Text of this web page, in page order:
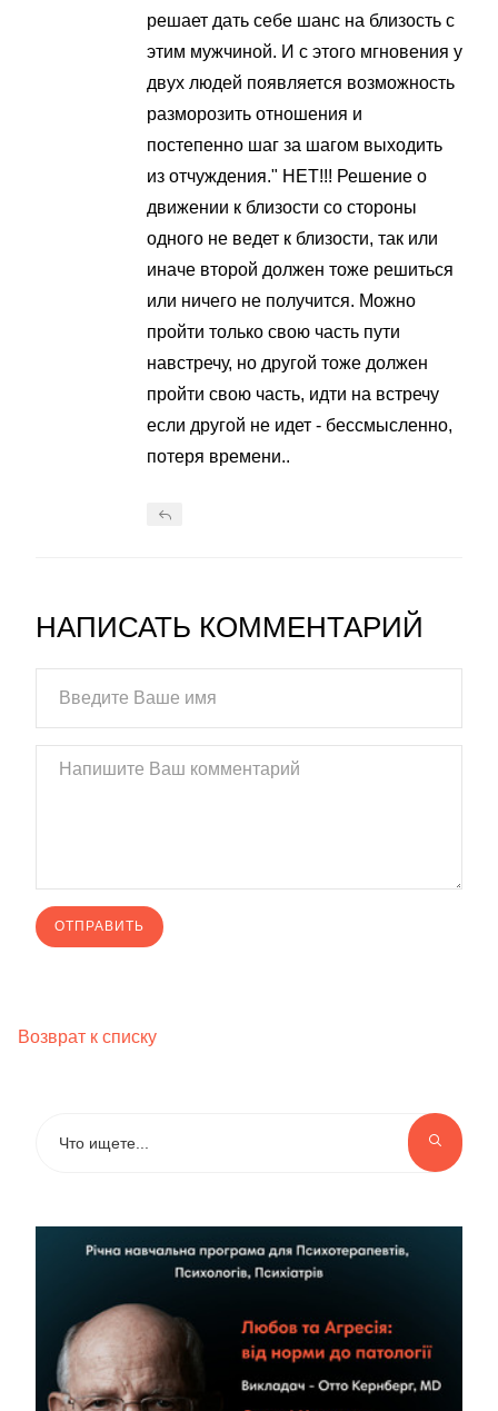
решает дать себе шанс на близость с
этим мужчиной. И с этого мгновения у
двух людей появляется возможность
разморозить отношения и
постепенно шаг за шагом выходить
из отчуждения." НЕТ!!! Решение о
движении к близости со стороны
одного не ведет к близости, так или
иначе второй должен тоже решиться
или ничего не получится. Можно
пройти только свою часть пути
навстречу, но другой тоже должен
пройти свою часть, идти на встречу
если другой не идет - бессмысленно,
потеря времени..
НАПИСАТЬ КОММЕНТАРИЙ
Возврат к списку